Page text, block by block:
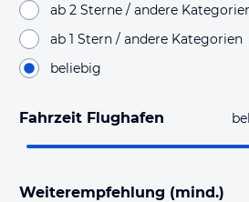
ab 2 Sterne / andere
ab 1 Stern / andere Kategorien
beliebig
Fahrzeit Flughafen
Weiterempfehlung (mind.)